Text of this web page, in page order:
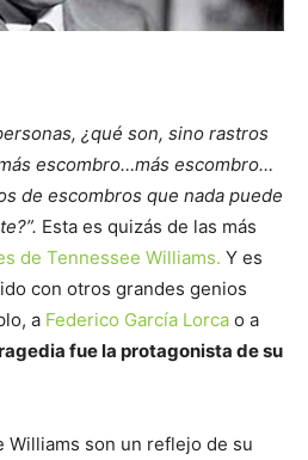
¿qué son, sino rastros
escombro…más escombro…
de escombros que nada puede
Esta es quizás de las más
de Tennessee Williams. Y es
con otros grandes genios
a Federico García Lorca o a
fue la protagonista de su
Williams son un reflejo de su